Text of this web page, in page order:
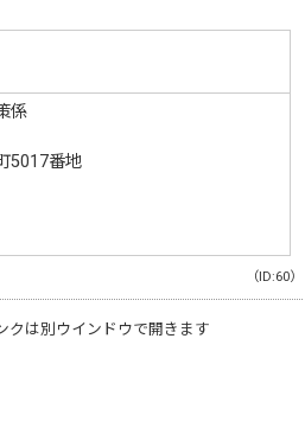
係
5017番地
（ID:60）
クは別ウインドウで開きます